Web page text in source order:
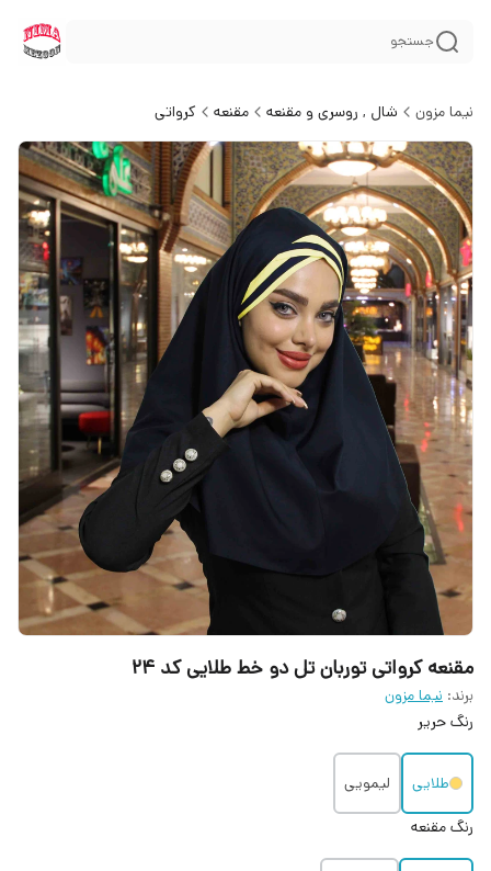
جستجو
نیما مزون شال , روسری و مقنعه مقنعه کرواتی
مقنعه کرواتی توربان تل دو خط طلایی کد ۲۴
برند: نیما مزون
رنگ حریر
طلایی
لیمویی
رنگ مقنعه